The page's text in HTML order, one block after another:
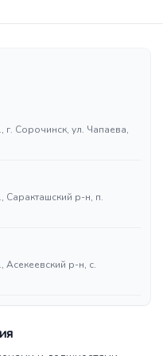
г. Сорочинск, ул. Чапаева,
Саракташский р-н, п.
Асекеевский р-н, с.